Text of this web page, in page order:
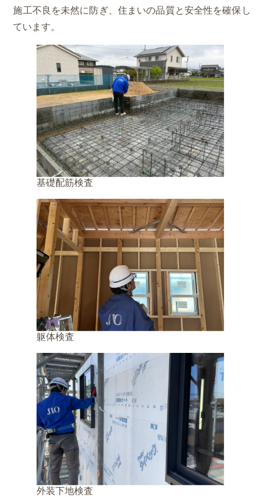
施工不良を未然に防ぎ、住まいの品質と安全性を確保し
ています。
基礎配筋検査
躯体検査
外装下地検査